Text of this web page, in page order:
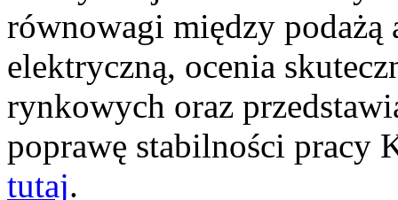
równowagi między podażą
elektryczną, ocenia
rynkowych oraz
poprawę stabilności pracy
tutaj.